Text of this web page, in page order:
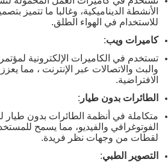
الأنشطة الديناميكية، وغالبا ما تتميز
للاستخدام في الهواء الطلق.
كاميرات ويب:
تستخدم في الكاميرات الإلكترونية
والبث والاتصالات عبر الإنترنت ، مما يعزز
الافتراضية.
الطائرات بدون طيار:
متكاملة في أنظمة الطائرات بدون طيار
الفوتوغرافي والفيديو، مما يسمح
لقطات من وجهات نظر فريدة.
التصوير الطبي :